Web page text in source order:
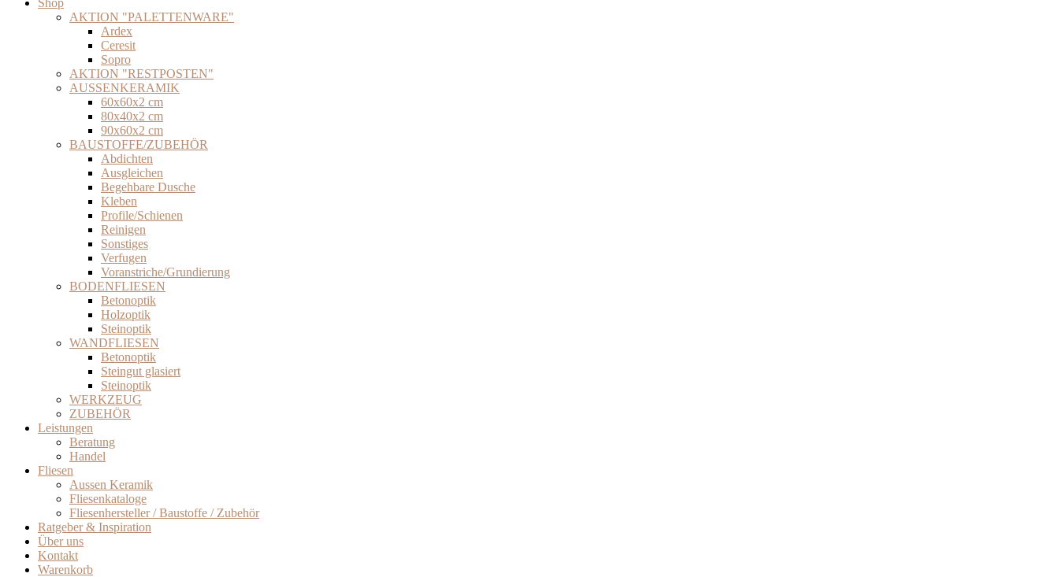
Shop
AKTION "PALETTENWARE"
Ardex
Ceresit
Sopro
AKTION "RESTPOSTEN"
AUSSENKERAMIK
60x60x2 cm
80x40x2 cm
90x60x2 cm
BAUSTOFFE/ZUBEHÖR
Abdichten
Ausgleichen
Begehbare Dusche
Kleben
Profile/Schienen
Reinigen
Sonstiges
Verfugen
Voranstriche/Grundierung
BODENFLIESEN
Betonoptik
Holzoptik
Steinoptik
WANDFLIESEN
Betonoptik
Steingut glasiert
Steinoptik
WERKZEUG
ZUBEHÖR
Leistungen
Beratung
Handel
Fliesen
Aussen Keramik
Fliesenkataloge
Fliesenhersteller / Baustoffe / Zubehör
Ratgeber & Inspiration
Über uns
Kontakt
Warenkorb